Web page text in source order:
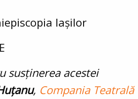
Iașilor
susținerea acestei
, Compania Teatrală